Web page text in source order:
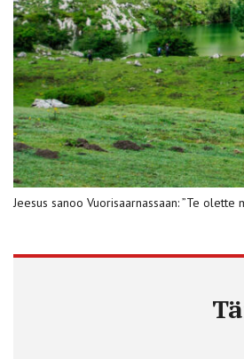
Jeesus sanoo Vuorisaarnassaan: ”Te